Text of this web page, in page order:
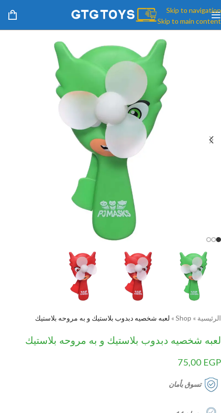
Skip to navigation
Skip to main content
الرئيسية »
Shop
» لعبه شخصيه دبدوب بلاستيك و به مروحه بلاستيك
لعبه شخصيه دبدوب بلاستيك و به مروحه بلاستيك
75,00 EGP
تسوق بأمان